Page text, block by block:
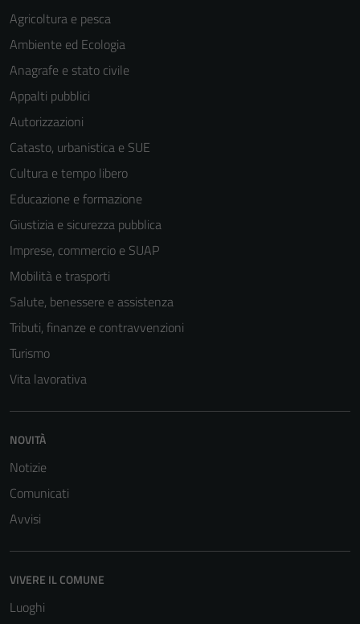
Agricoltura e pesca
Ambiente ed Ecologia
Anagrafe e stato civile
Appalti pubblici
Autorizzazioni
Catasto, urbanistica e SUE
Cultura e tempo libero
Educazione e formazione
Giustizia e sicurezza pubblica
Imprese, commercio e SUAP
Mobilità e trasporti
Salute, benessere e assistenza
Tributi, finanze e contravvenzioni
Turismo
Vita lavorativa
NOVITÀ
Notizie
Comunicati
Avvisi
VIVERE IL COMUNE
Luoghi